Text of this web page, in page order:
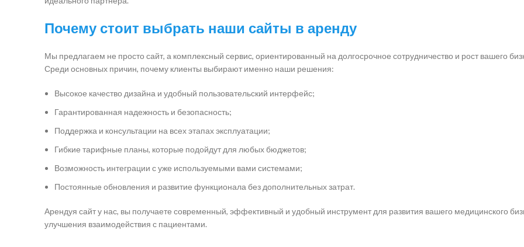
Почему стоит выбрать наши сайты в аренду
Мы предлагаем не просто сайт, а комплексный сервис, ориентированный на долгосрочное сотрудничество и рост вашего
Среди основных причин, почему клиенты выбирают именно наши решения:
Высокое качество дизайна и удобный пользовательский интерфейс;
Гарантированная надежность и безопасность;
Поддержка и консультации на всех этапах эксплуатации;
Гибкие тарифные планы, которые подойдут для любых бюджетов;
Возможность интеграции с уже используемыми вами системами;
Постоянные обновления и развитие функционала без дополнительных затрат.
Арендуя сайт у нас, вы получаете современный, эффективный и удобный инструмент для развития вашего медицинского
улучшения взаимодействия с пациентами.